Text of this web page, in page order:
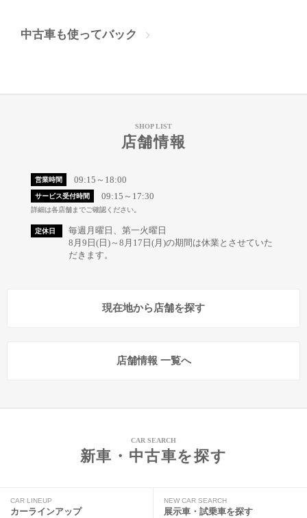
中古車も使ってバック
SHOP LIST
店舗情報
営業時間 09:15～18:00
サービス受付時間 09:15～17:30
詳細は各店舗までご確認ください。
定休日
毎週月曜日、第一火曜日
8月9日(日)～8月17日(月)の期間は休業とさせていた
だきます。
現在地から店舗を探す
店舗情報 一覧へ
CAR SEARCH
新車・中古車を探す
CAR LINEUP
カーラインアップ
NEW CAR SEARCH
展示車・試乗車を探す